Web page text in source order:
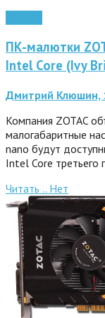
ПК-малютки
Intel Core (Ivy
Дмитрий Клюшин,
Компания ZOTAC
малогабаритные
nano будут
Intel Core третьего
Читать .. Нет